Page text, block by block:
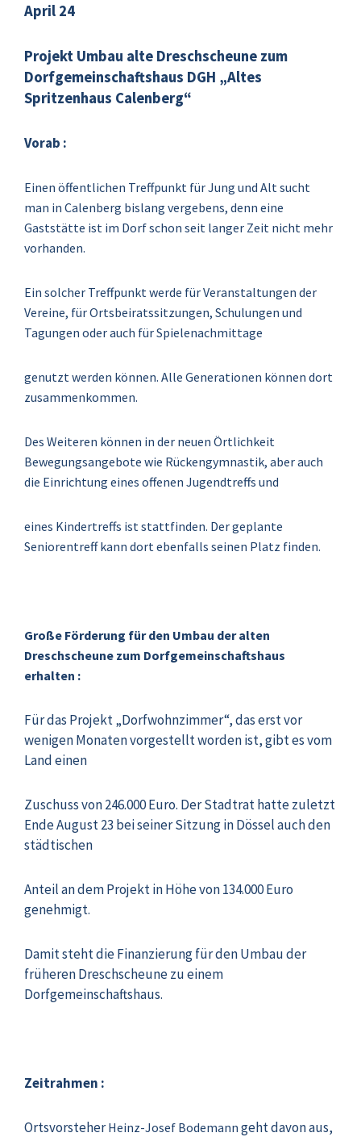
April 24
Projekt Umbau alte Dreschscheune zum
Dorfgemeinschaftshaus DGH „Altes
Spritzenhaus Calenberg“
Vorab :
Einen öffentlichen Treffpunkt für Jung und Alt sucht
man in Calenberg bislang vergebens, denn eine
Gaststätte ist im Dorf schon seit langer Zeit nicht mehr
vorhanden.
Ein solcher Treffpunkt werde für Veranstaltungen der
Vereine, für Ortsbeiratssitzungen, Schulungen und
Tagungen oder auch für Spielenachmittage
genutzt werden können. Alle Generationen können dort
zusammenkommen.
Des Weiteren können in der neuen Örtlichkeit
Bewegungsangebote wie Rückengymnastik, aber auch
die Einrichtung eines offenen Jugendtreffs und
eines Kindertreffs ist stattfinden. Der geplante
Seniorentreff kann dort ebenfalls seinen Platz finden.
Große Förderung für den Umbau der alten
Dreschscheune zum Dorfgemeinschaftshaus
erhalten :
Für das Projekt „Dorfwohnzimmer“, das erst vor
wenigen Monaten vorgestellt worden ist, gibt es vom
Land einen
Zuschuss von 246.000 Euro. Der Stadtrat hatte zuletzt
Ende August 23 bei seiner Sitzung in Dössel auch den
städtischen
Anteil an dem Projekt in Höhe von 134.000 Euro
genehmigt.
Damit steht die Finanzierung für den Umbau der
früheren Dreschscheune zu einem
Dorfgemeinschaftshaus.
Zeitrahmen :
OrtsvorsteherHeinz-Josef Bodemann geht davon aus,